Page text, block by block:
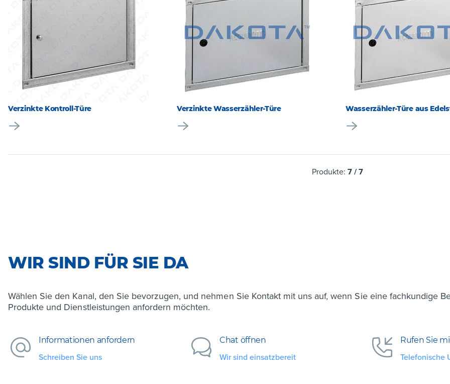
Verzinkte Kontroll-Türe Verzinkte Wasserzähler-Türe Wasserzähler-Türe aus
Produkte:7/7
WIR SIND FÜR SIE DA
Wählen Sie den Kanal, den Sie bevorzugen, und nehmen Sie Kontakt mit uns auf, wenn Sie eine fachkundige
Produkte und Dienstleistungen anfordern möchten.
Informationen anfordern
Schreiben Sie uns
Chat öffnen
Wir sind einsatzbereit
Rufen Sie
Telefonische